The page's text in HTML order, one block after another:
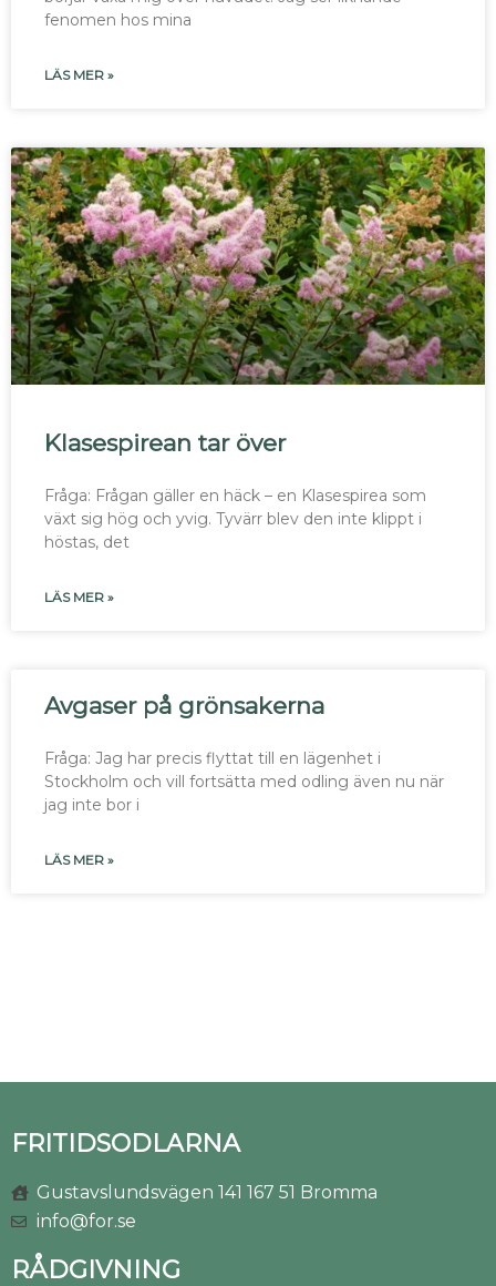
fenomen hos mina
LÄS MER »
Klasespirean tar över
Fråga: Frågan gäller en häck – en Klasespirea som
växt sig hög och yvig. Tyvärr blev den inte klippt i
höstas, det
LÄS MER »
Avgaser på grönsakerna
Fråga: Jag har precis flyttat till en lägenhet i
Stockholm och vill fortsätta med odling även nu när
jag inte bor i
LÄS MER »
FRITIDSODLARNA
Gustavslundsvägen 141 167 51 Bromma
info@for.se
RÅDGIVNING